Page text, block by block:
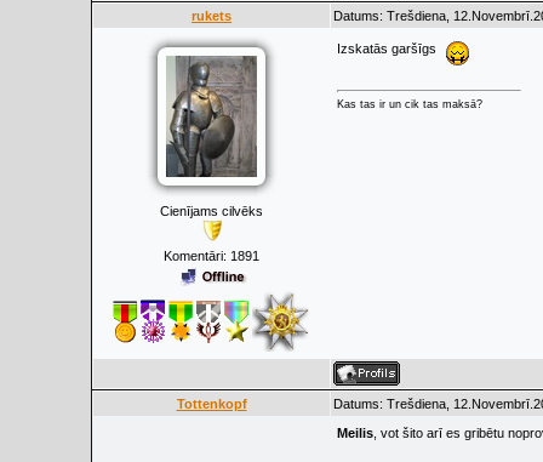
rukets Datums: Trešdiena,
Cienījams cilvēks
Komentāri: 1891
Izskatās garšīgs
Kas tas ir un cik tas maksā?
Tottenkopf Datums: Trešdiena,
Meilis , vot šito arī es gribētu